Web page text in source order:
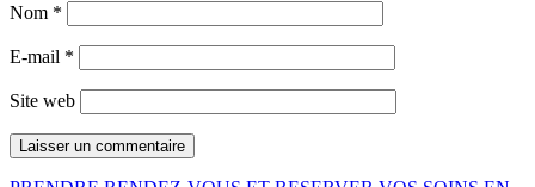
Nom *
E-mail *
Site web